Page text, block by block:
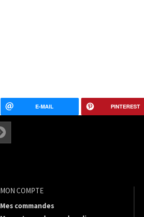
E-MAIL PINTEREST
MON COMPTE
Mes commandes